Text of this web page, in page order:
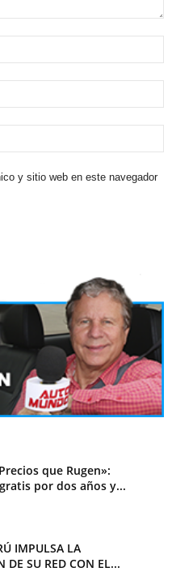
y sitio web en este navegador
que Rugen»:
por dos años y...
IMPULSA LA
DE SU RED CON EL...